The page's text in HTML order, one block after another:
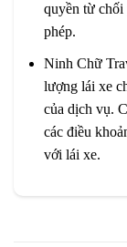
quyền từ
phép.
Ninh Chữ
lượng lái xe
của dịch vụ.
các điều
với lái xe.